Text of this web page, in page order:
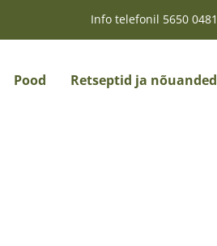
Info telefonil 5650 0481
Pood Retseptid ja nõuanded